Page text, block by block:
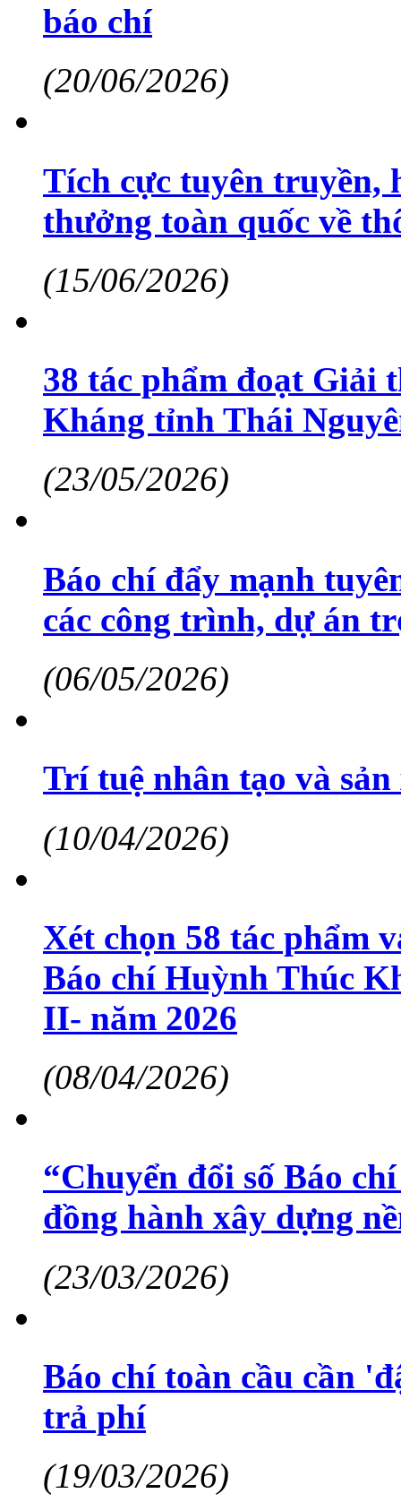
báo chí
(20/06/2026)
Tích cực tuyên truyền,
thưởng toàn quốc về
(15/06/2026)
38 tác phẩm đoạt Giải
Kháng tỉnh Thái
(23/05/2026)
Báo chí đẩy mạnh
các công trình, dự án
(06/05/2026)
Trí tuệ nhân tạo và
(10/04/2026)
Xét chọn 58 tác phẩm
Báo chí Huỳnh Thúc
II- năm 2026
(08/04/2026)
“Chuyển đổi số Báo
đồng hành xây dựng
(23/03/2026)
Báo chí toàn cầu cần
trả phí
(19/03/2026)